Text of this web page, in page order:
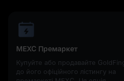
MEXC Премаркет
Купуйте або продавайте
до його офіційного лістингу на